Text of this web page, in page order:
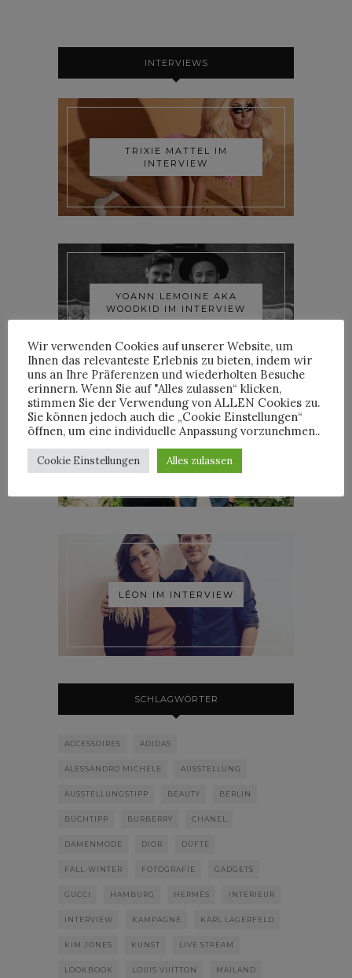
INTERVIEWS
TRIXIE MATTEL IM
INTERVIEW
YOANN LEMOINE AKA
WOODKID IM INTERVIEW
ROOSEVELT IM INTERVIEW
LÉON IM INTERVIEW
SCHLAGWÖRTER
ACCESSOIRES ADIDAS
ALESSANDRO MICHELE AUSSTELLUNG
AUSSTELLUNGSTIPP BEAUTY BERLIN
BUCHTIPP BURBERRY CHANEL
DAMENMODE DIOR DÜFTE
FALL-WINTER FOTOGRAFIE GADGETS
GUCCI HAMBURG HERMÈS INTERIEUR
INTERVIEW KAMPAGNE KARL LAGERFELD
KIM JONES KUNST LIVE STREAM
LOOKBOOK LOUIS VUITTON MAILAND
Wir verwenden Cookies auf unserer Website, um
Ihnen das relevanteste Erlebnis zu bieten, indem wir
uns an Ihre Präferenzen und wiederholten Besuche
erinnern. Wenn Sie auf "Alles zulassen“ klicken,
stimmen Sie der Verwendung von ALLEN Cookies zu.
Sie können jedoch auch die „Cookie Einstellungen“
öffnen, um eine individuelle Anpassung vorzunehmen..
Cookie Einstellungen Alles zulassen